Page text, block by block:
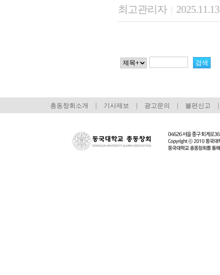
최고관리자
총동창회소개 기사제보 광고문의 불편신고